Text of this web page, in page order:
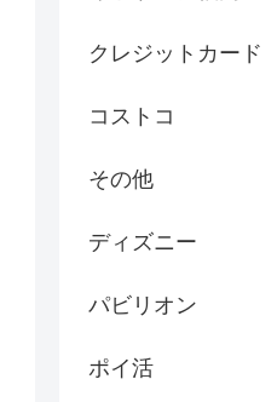
クレジットカード
コストコ
その他
ディズニー
パビリオン
ポイ活